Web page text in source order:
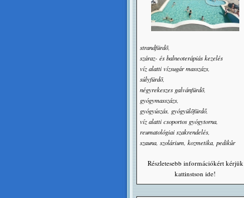
strandfürdõ,
száraz- és balneoterápiás kezelés
víz alatti vízsugár masszázs,
súlyfürdõ,
négyrekeszes galvánfürdõ,
gyógymasszázs,
gyógyúszás, gyógyülõfürdő,
víz alatti csoportos gyógytorna,
reumatológiai szakrendelés,
szauna, szolárium, kozmetika, pedikûr
Részletesebb információkért kérjük
kattinstson ide!